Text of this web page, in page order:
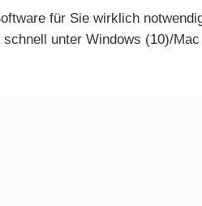
für Sie wirklich
unter Windows (10)/